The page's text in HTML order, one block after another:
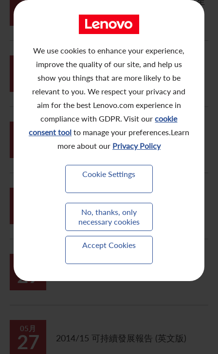
We use cookies to enhance your experience,
improve the quality of our site, and help us
show you things that are more likely to be
relevant to you. We respect your privacy and
aim for the best Lenovo.com experience in
compliance with GDPR. Visit ourcookie
consent toolto manage your preferences.Learn
more about our Privacy Policy
Cookie Settings
No, thanks, only
necessary cookies
Accept Cookies
02
於二零一五年七月二日舉行之股東週年
09 於香港聯合交易所有限公司上市的通告
06月
04
發行於二零二零年到期息率為 4.950%
之 4,000,000,000 人民幣票據
股東週年大會通告
29
05月
27 2014/15 可持續發展報告 (英文版)